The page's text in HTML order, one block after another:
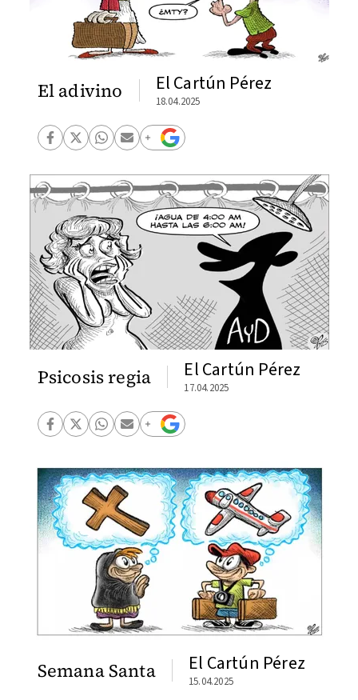
El adivino El Cartún Pérez
18.04.2025
Psicosis regia El Cartún Pérez
17.04.2025
Semana Santa El Cartún Pérez
15.04.2025